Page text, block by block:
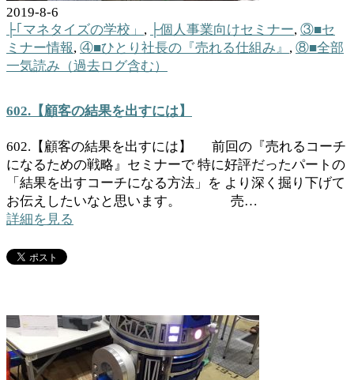
2019-8-6
├｢マネタイズの学校」 , ├個人事業向けセミナー, ③■セ
ミナー情報, ④■ひとり社長の『売れる仕組み』 , ⑧■全部
一気読み（過去ログ含む）
602.【顧客の結果を出すには】
602.【顧客の結果を出すには】 前回の『売れるコーチ
になるための戦略』セミナーで 特に好評だったパートの
「結果を出すコーチになる方法」を より深く掘り下げて
お伝えしたいなと思います。 売…
詳細を見る